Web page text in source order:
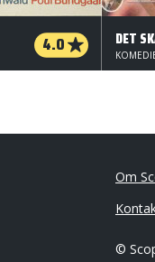
4.0
Om
©